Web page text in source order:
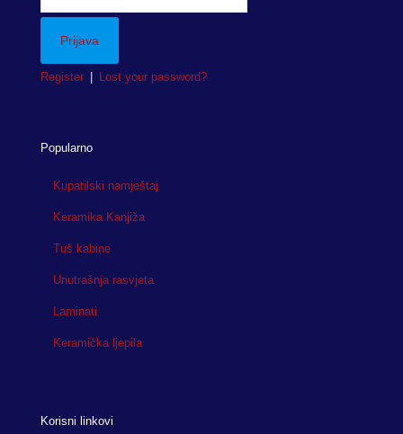
Register Lost your password?
Popularno
Kupatilski namještaj
Keramika Kanjiža
Tuš kabine
Unutrašnja rasvjeta
Laminati
Keramička ljepila
Korisni linkovi